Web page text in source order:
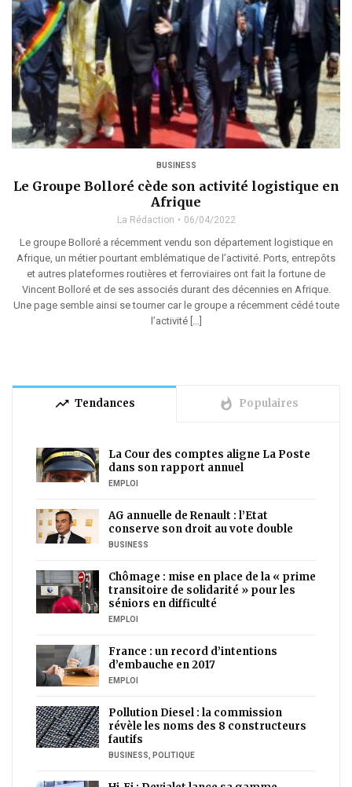
BUSINESS
Le Groupe Bolloré cède son activité logistique en
Afrique
La Rédaction 06/04/2022
Le groupe Bolloré a récemment vendu son département logistique en
Afrique, un métier pourtant emblématique de l’activité. Ports, entrepôts
et autres plateformes routières et ferroviaires ont fait la fortune de
Vincent Bolloré et de ses associés durant des décennies en Afrique.
Une page semble ainsi se tourner car le groupe a récemment cédé toute
l’activité […]
trending_up Tendances whatshot Populaires
La Cour des comptes aligne La Poste
dans son rapport annuel
EMPLOI
AG annuelle de Renault : l’Etat
conserve son droit au vote double
BUSINESS
Chômage : mise en place de la « prime
transitoire de solidarité » pour les
séniors en difficulté
EMPLOI
France : un record d’intentions
d’embauche en 2017
EMPLOI
Pollution Diesel : la commission
révèle les noms des 8 constructeurs
fautifs
BUSINESS POLITIQUE